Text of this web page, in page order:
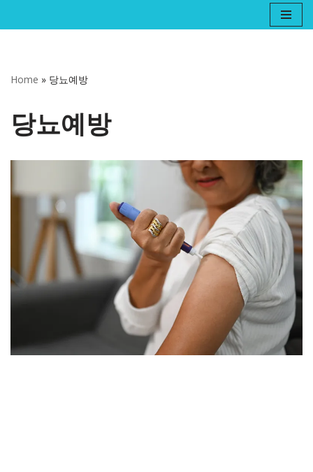
너
뛰
Home » 당뇨예방
당뇨예방